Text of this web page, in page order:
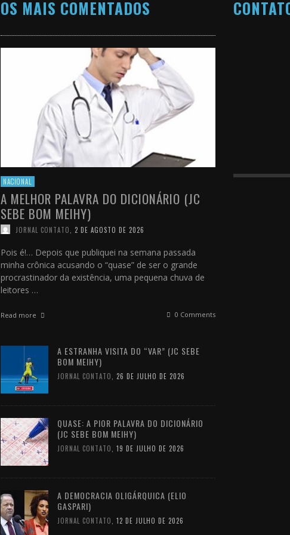
OS MAIS COMENTADOS
NACIONAL
A MELHOR PALAVRA DO DICIONÁRIO (JC
SEBE BOM MEIHY)
JORNAL CONTATO 2 DE AGOSTO DE 2026
Pois é!… Depois que publiquei na semana passada
minha crônica acusando o “quase” de ser o grande
procrastinador da existência, uma pequena chuva de
leitores …
Read more 0 Comments
A ESTRANHA VISITA DO “VAR” (JC SEBE
BOM MEIHY)
JORNAL CONTATO, 26 DE JULHO DE 2026
QUASE: A PIOR PALAVRA DO DICIONÁRIO
(JC SEBE BOM MEIHY)
JORNAL CONTATO, 19 DE JULHO DE 2026
A DEMOCRACIA OLIGÁRQUICA (ELIO
GASPARI)
JORNAL CONTATO, 12 DE JULHO DE 2026